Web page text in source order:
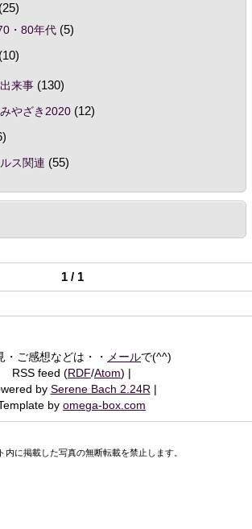
(25)
・80年代(5)
来事(130)
やざき2020(12)
ス関連 (55)
1 / 1
・ご感想などは・・ メールで(^^)
RSS feed (RDF/Atom)
by Serene Bach 2.24R
by omega-box.com
に掲載した写真の無断転載を禁止します。